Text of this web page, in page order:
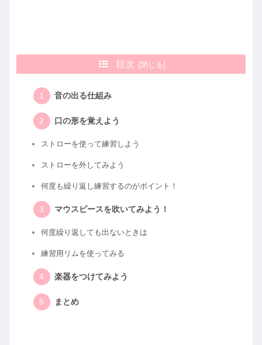
目次
音の出る仕組み
口の形を覚えよう
ストローを使って練習しよう
ストローを外してみよう
何度も繰り返し練習するのがポイント！
マウスピースを吹いてみよう！
何度繰り返しても出ないときは
練習用リムを使ってみる
楽器をつけてみよう
まとめ